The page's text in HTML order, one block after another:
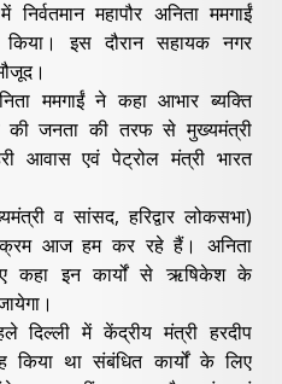
महापौर अनिता ममगाईं
इस दौरान सहायक नगर
ममगाईं ने कहा आभार ब्यक्ति
जनता की तरफ से मुख्यमंत्री
आवास एवं पेट्रोल मंत्री भारत
व सांसद, हरिद्वार लोकसभा)
आज हम कर रहे हैं। अनिता
कहा इन कार्यों से ऋषिकेश के
दिल्ली में केंद्रीय मंत्री हरदीप
था संबंधित कार्यों के लिए